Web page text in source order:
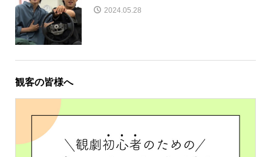
2024.05.28
観客の皆様へ